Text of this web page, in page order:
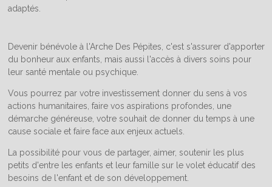
adaptés.
Devenir bénévole à l'Arche Des Pépites, c'est s'assurer d'apporter
du bonheur aux enfants, mais aussi l'accès à divers soins pour
leur santé mentale ou psychique.
Vous pourrez par votre investissement donner du sens à vos
actions humanitaires, faire vos aspirations profondes, une
démarche généreuse, votre souhait de donner du temps à une
cause sociale et faire face aux enjeux actuels.
La possibilité pour vous de partager, aimer, soutenir les plus
petits d'entre les enfants et leur famille sur le volet éducatif des
besoins de l'enfant et de son développement.